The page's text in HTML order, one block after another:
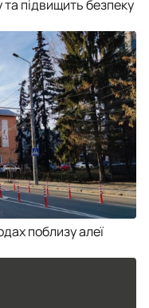
підвищить безпеку
поблизу алеї